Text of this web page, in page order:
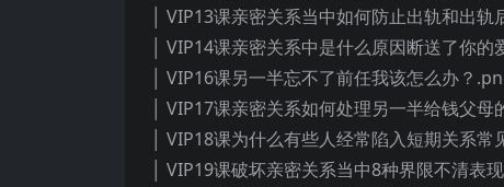
│ VIP13课亲密关系当中如何防止出轨和出轨
│ VIP14课亲密关系中是什么原因断送了你的
│ VIP16课另一半忘不了前任我该怎么办？
│ VIP17课亲密关系如何处理另一半给钱父母
│ VIP18课为什么有些人经常陷入短期关系
│ VIP19课破坏亲密关系当中8种界限不清表